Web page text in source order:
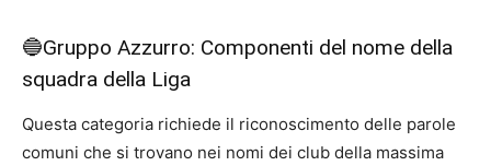
🔵Gruppo Azzurro: Componenti del nome della
squadra della Liga
Questa categoria richiede il riconoscimento delle parole
comuni che si trovano nei nomi dei club della massima